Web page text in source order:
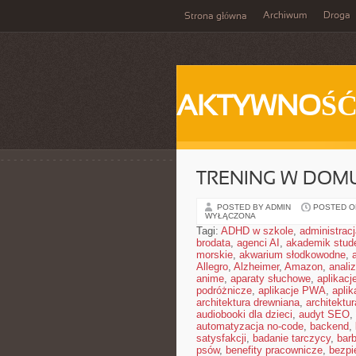
Strona główna Archiwum Droga
AKTYWNOŚĆ
TRENING W
POSTED BY ADMIN POSTED
WYŁĄCZONA
Tagi: ADHD w szkole,
brodata, agenci AI , akademik
morskie, akwarium słodkowodne,
Allegro, Alzheimer, Amazon,
anime, aparaty słuchowe,
podróżnicze, aplikacje PWA,
architektura drewniana,
audiobooki dla dzieci, audyt SEO,
automatyzacja no-code, backend,
satysfakcji, badanie tarczycy,
psów, benefity pracownicze,